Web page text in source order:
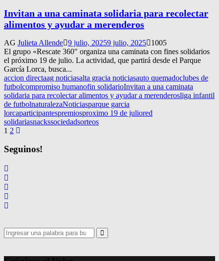
Invitan a una caminata solidaria para recolectar
alimentos y ayudar a merenderos
AG Julieta Allende 9 julio, 20259 julio, 2025
1005
El grupo «Rescate 360″ organiza una caminata con fines solidarios
el próximo 19 de julio. La actividad, que partirá desde el Parque
García Lorca, busca...
accion directaag noticiasalta gracia noticiasauto quemadoclubes de
futbolcompromiso humanofin solidarioInvitan a una caminata
solidaria para recolectar alimentos y ayudar a merenderosliga infantil
de futbolnaturalezaNoticiasparque garcia
lorcaparticipantespremiosproximo 19 de juliored
solidariasnackssociedadsorteos
Navegación
de
entradas
1 2
Seguinos!
Search
for:
Search